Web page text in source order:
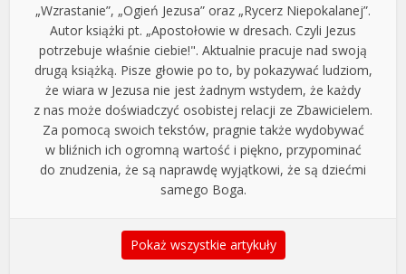
„Wzrastanie”, „Ogień Jezusa” oraz „Rycerz Niepokalanej”.
Autor książki pt. „Apostołowie w dresach. Czyli Jezus
potrzebuje właśnie ciebie!". Aktualnie pracuje nad swoją
drugą książką. Pisze głowie po to, by pokazywać ludziom,
że wiara w Jezusa nie jest żadnym wstydem, że każdy
z nas może doświadczyć osobistej relacji ze Zbawicielem.
Za pomocą swoich tekstów, pragnie także wydobywać
w bliźnich ich ogromną wartość i piękno, przypominać
do znudzenia, że są naprawdę wyjątkowi, że są dziećmi
samego Boga.
Pokaż wszystkie artykuły